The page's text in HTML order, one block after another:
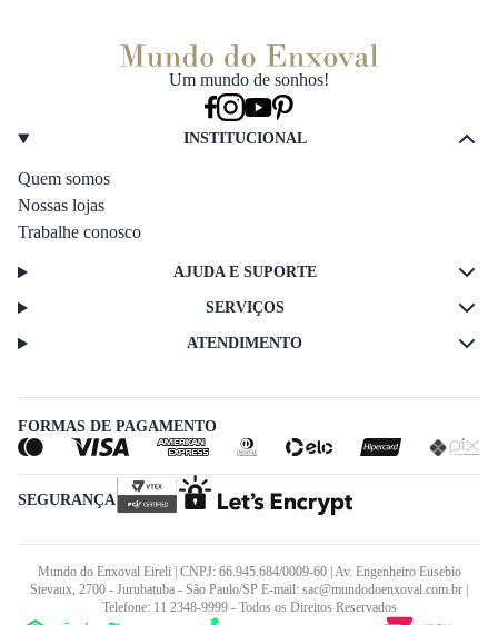
Um mundo de sonhos!
INSTITUCIONAL
Quem somos
Nossas lojas
Trabalhe conosco
AJUDA E SUPORTE
SERVIÇOS
ATENDIMENTO
FORMAS DE PAGAMENTO
SEGURANÇA
Mundo do Enxoval Eireli | CNPJ: 66.945.684/0009-60 | Av. Engenheiro Eusebio
Stevaux, 2700 - Jurubatuba - São Paulo/SP E-mail: sac@mundodoenxoval.com.br |
Telefone: 11 2348-9999 - Todos os Direitos Reservados